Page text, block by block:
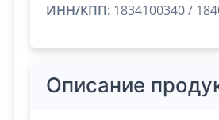
ИНН/КПП: 1834100340 /
Описание